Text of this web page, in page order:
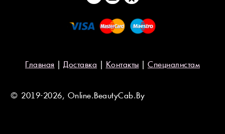
Главная Доставка Контакты Специалистам
© 2019-2026, Online.BeautyCab.By